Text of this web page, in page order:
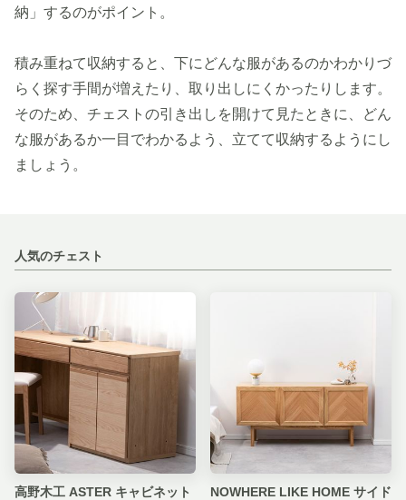
納」するのがポイント。
積み重ねて収納すると、下にどんな服があるのかわかりづ
らく探す手間が増えたり、取り出しにくかったりします。
そのため、チェストの引き出しを開けて見たときに、どん
な服があるか一目でわかるよう、立てて収納するようにし
ましょう。
人気のチェスト
高野木工 ASTER キャビネット NOWHERE LIKE HOME サイド